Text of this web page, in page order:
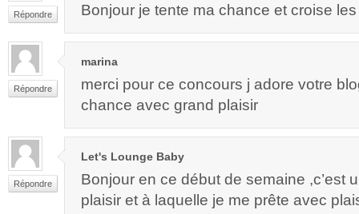
Répondre Bonjour je tente ma chance et croise
Répondre
marina
merci pour ce concours j adore votre
chance avec grand plaisir
Répondre
Let's Lounge Baby
Bonjour en ce début de semaine ,c’est
plaisir et à laquelle je me prête avec